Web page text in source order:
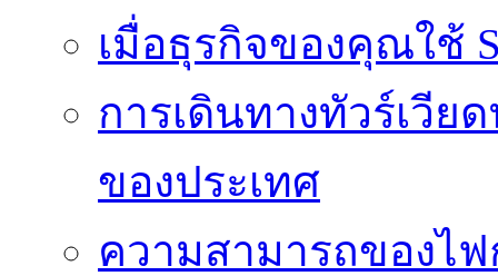
เมื่อธุรกิจของคุณใช้
การเดินทางทัวร์เวี
ของประเทศ
ความสามารถของไ